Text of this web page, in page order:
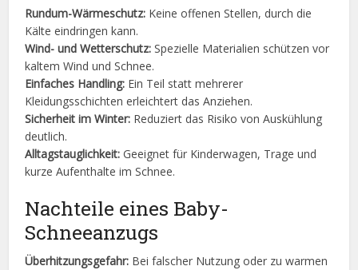
Rundum-Wärmeschutz: Keine offenen Stellen, durch die
Kälte eindringen kann.
Wind- und Wetterschutz: Spezielle Materialien schützen vor
kaltem Wind und Schnee.
Einfaches Handling: Ein Teil statt mehrerer
Kleidungsschichten erleichtert das Anziehen.
Sicherheit im Winter: Reduziert das Risiko von Auskühlung
deutlich.
Alltagstauglichkeit: Geeignet für Kinderwagen, Trage und
kurze Aufenthalte im Schnee.
Nachteile eines Baby-
Schneeanzugs
Überhitzungsgefahr: Bei falscher Nutzung oder zu warmen